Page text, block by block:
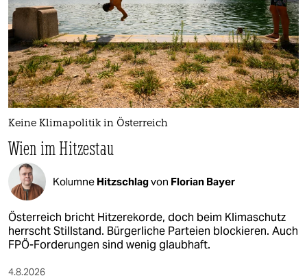
Keine Klimapolitik in Österreich
Wien im Hitzestau
Kolumne Hitzschlagvon Florian Bayer
Österreich bricht Hitzerekorde, doch beim Klimaschutz
herrscht Stillstand. Bürgerliche Parteien blockieren. Auch
FPÖ-Forderungen sind wenig glaubhaft.
4.8.2026